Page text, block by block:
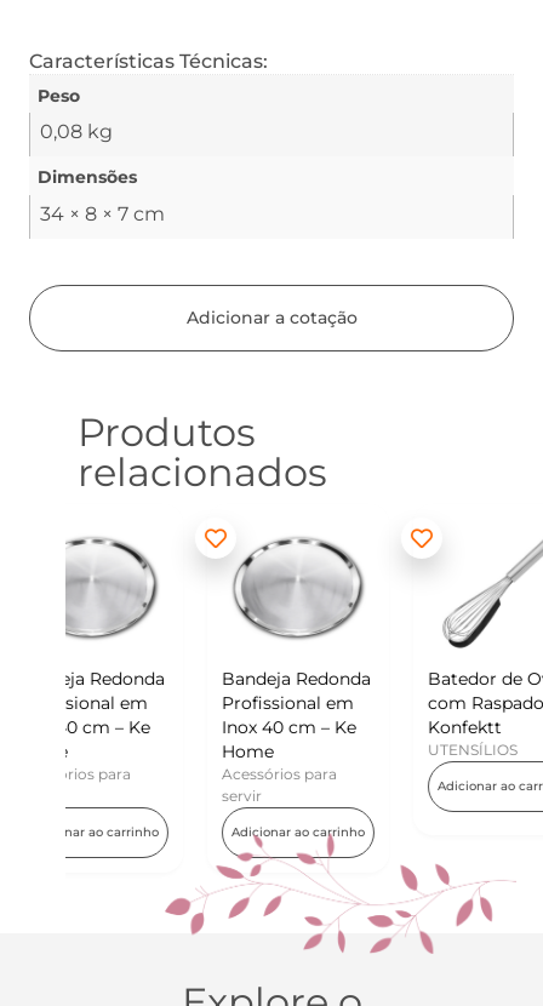
Características Técnicas:
Peso
0,08 kg
Dimensões
34 × 8 × 7 cm
Adicionar a cotação
Produtos
relacionados
Bandeja Redonda
Profissional em
Inox 40 cm – Ke
Acessórios para
Adicionar ao carrinho
Batedor de Ovos
com Raspador –
Konfektt
Adicionar ao carrinho